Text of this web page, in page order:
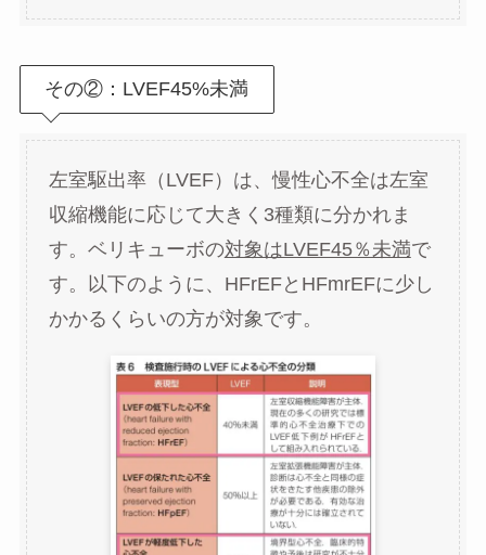
その②：LVEF45%未満
左室駆出率（LVEF）は、慢性心不全は左室
収縮機能に応じて大きく3種類に分かれま
す。ベリキューボの対象はLVEF45％未満で
す。以下のように、HFrEFとHFmrEFに少し
かかるくらいの方が対象です。